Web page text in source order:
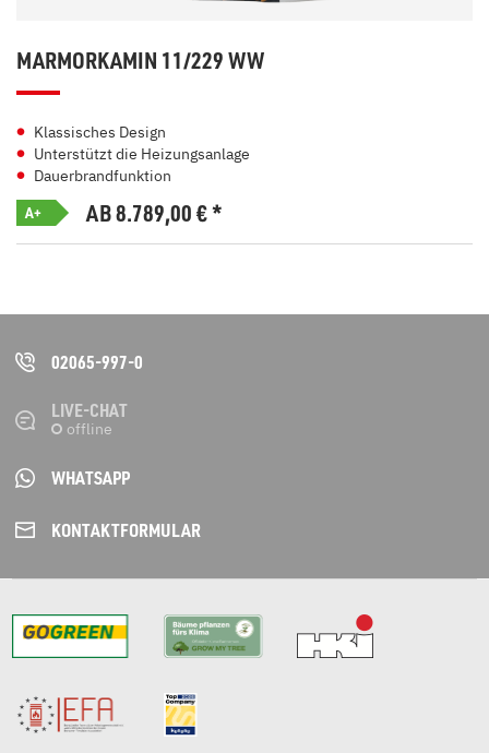
MARMORKAMIN 11/229 WW
Klassisches Design
Unterstützt die Heizungsanlage
Dauerbrandfunktion
A+ AB 8.789,00€*
02065-997-0
LIVE-CHAT
WHATSAPP
KONTAKT­FORMULAR